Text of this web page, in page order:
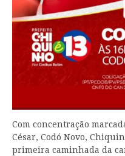
Com concentração
César, Codó Novo,
primeira caminhada da